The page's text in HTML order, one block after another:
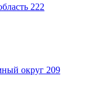
222
округ 209